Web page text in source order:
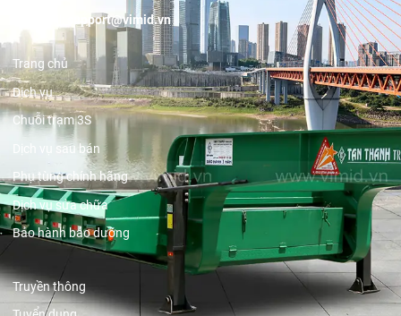
support@vimid.vn
Trang chủ
Dịch vụ
Chuỗi trạm 3S
Dịch vụ sau bán
Phụ tùng chính hãng
Dịch vụ sửa chữa
Bảo hành bảo dưỡng
Truyền thông